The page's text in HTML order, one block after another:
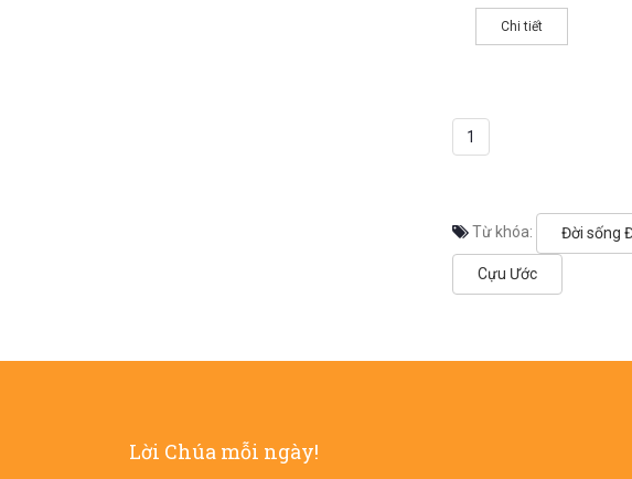
Chi tiết
1
Từ khóa: Đời sống
Cựu Ước
Lời Chúa mỗi ngày!